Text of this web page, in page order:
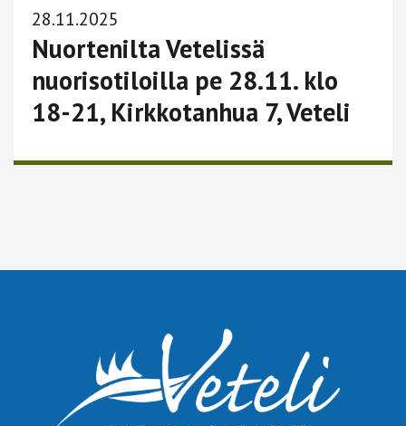
28.11.2025
Nuortenilta Vetelissä
nuorisotiloilla pe 28.11. klo
18-21, Kirkkotanhua 7, Veteli